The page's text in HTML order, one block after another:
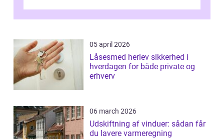
05 april 2026
Låsesmed herlev sikkerhed i
hverdagen for både private og
erhverv
06 march 2026
Udskiftning af vinduer: sådan får
du lavere varmeregning